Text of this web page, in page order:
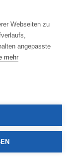
Webseiten zu
angepasste
mehr